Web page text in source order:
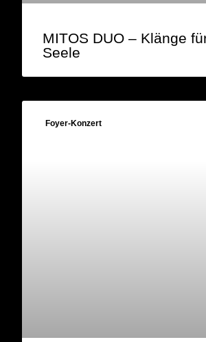
MITOS DUO – Klänge
Seele
Foyer-Konzert